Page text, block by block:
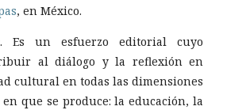
, en México.
. Es un esfuerzo editorial cuyo
al diálogo y la reflexión en
cultural en todas las dimensiones
en que se produce: la educación, la